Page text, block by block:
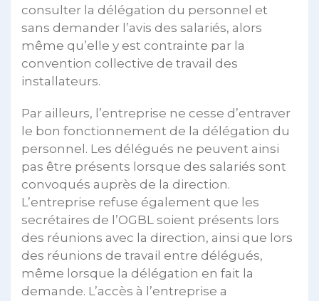
consulter la délégation du personnel et
sans demander l’avis des salariés, alors
même qu’elle y est contrainte par la
convention collective de travail des
installateurs.
Par ailleurs, l’entreprise ne cesse d’entraver
le bon fonctionnement de la délégation du
personnel. Les délégués ne peuvent ainsi
pas être présents lorsque des salariés sont
convoqués auprès de la direction.
L’entreprise refuse également que les
secrétaires de l’OGBL soient présents lors
des réunions avec la direction, ainsi que lors
des réunions de travail entre délégués,
même lorsque la délégation en fait la
demande. L’accès à l’entreprise a